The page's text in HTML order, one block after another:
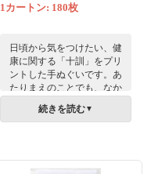
1カートン: 180枚
日頃から気をつけたい、健
康に関する「十訓」をプリ
ントした手ぬぐいです。あ
たりまえのことでも、なか
いのではないでしょうか。
ょう。敬老会などのイベン
続きを読む▼